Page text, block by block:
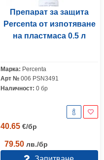
Препарат за защита
Percenta от изпотяване
на пластмаса 0.5 л
Марка: Percenta
Арт № 006 PSN3491
Наличност: 0 бр
40.65 €/бр
79.50 лв./бр